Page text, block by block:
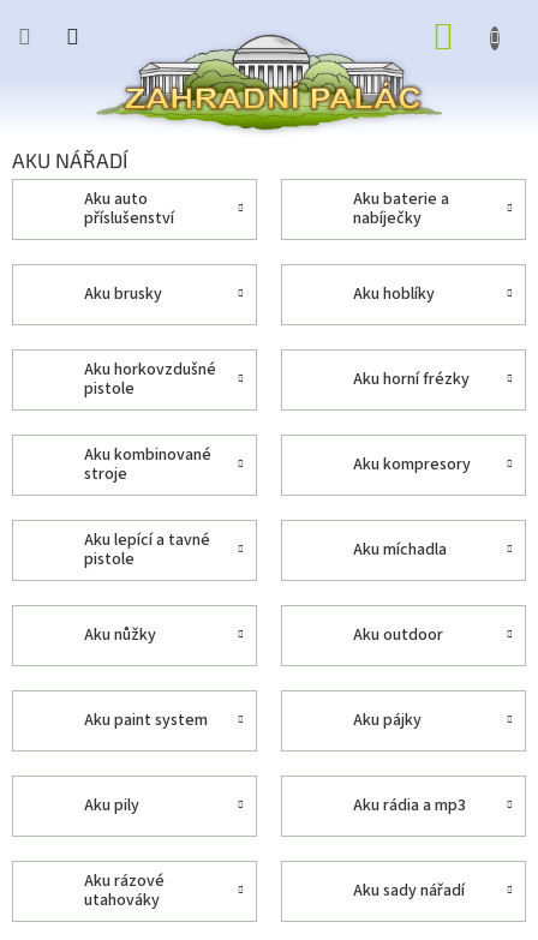
AKU NÁŘADÍ
aku auto
příslušenství
aku baterie a
nabíječky
aku brusky aku hoblíky
aku horkovzdušné
pistole
aku horní frézky
aku kombinované
stroje
aku kompresory
aku lepící a tavné
pistole
aku míchadla
aku nůžky aku outdoor
aku paint system aku pájky
aku pily aku rádia a mp3
aku rázové
utahováky
aku sady nářadí